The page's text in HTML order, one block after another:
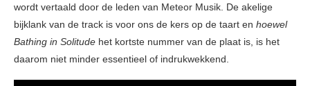
wordt vertaald door de leden van Meteor Musik. De akelige
bijklank van de track is voor ons de kers op de taart en hoewel
Bathing in Solitude het kortste nummer van de plaat is, is het
daarom niet minder essentieel of indrukwekkend.